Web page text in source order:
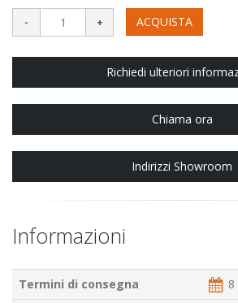
ACQUISTA
Richiedi ulteriori
Chiama ora
Indirizzi Showroom
Informazioni
Termini di consegna